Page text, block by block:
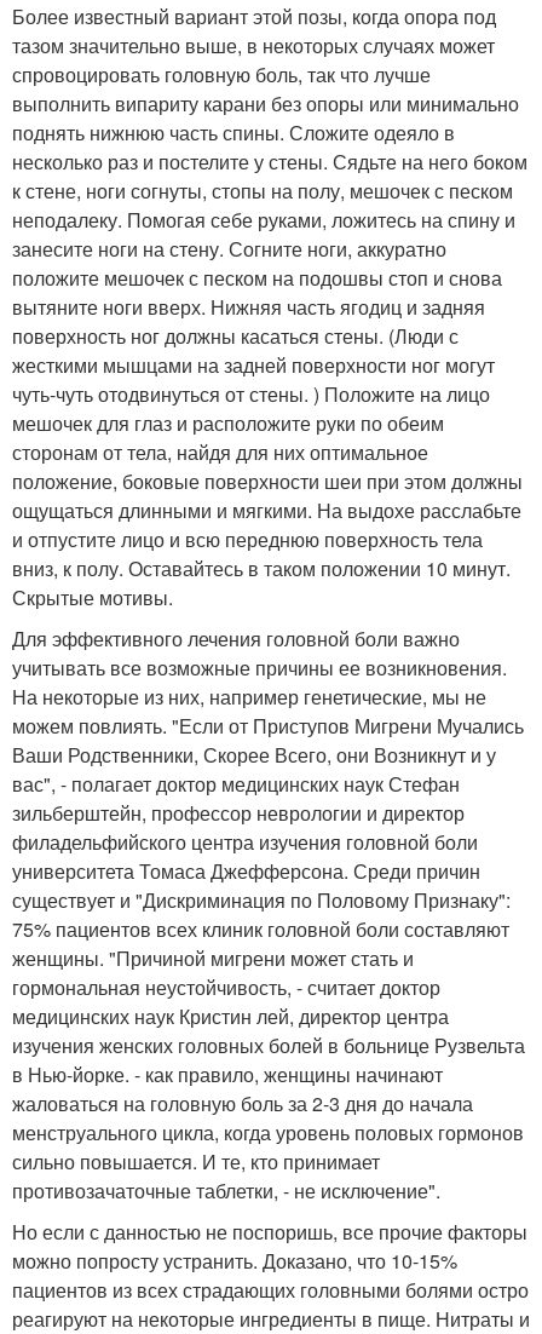
Более известный вариант этой позы, когда опора под
тазом значительно выше, в некоторых случаях может
спровоцировать головную боль, так что лучше
выполнить випариту карани без опоры или минимально
поднять нижнюю часть спины. Сложите одеяло в
несколько раз и постелите у стены. Сядьте на него боком
к стене, ноги согнуты, стопы на полу, мешочек с песком
неподалеку. Помогая себе руками, ложитесь на спину и
занесите ноги на стену. Согните ноги, аккуратно
положите мешочек с песком на подошвы стоп и снова
вытяните ноги вверх. Нижняя часть ягодиц и задняя
поверхность ног должны касаться стены. (Люди с
жесткими мышцами на задней поверхности ног могут
чуть-чуть отодвинуться от стены. ) Положите на лицо
мешочек для глаз и расположите руки по обеим
сторонам от тела, найдя для них оптимальное
положение, боковые поверхности шеи при этом должны
ощущаться длинными и мягкими. На выдохе расслабьте
и отпустите лицо и всю переднюю поверхность тела
вниз, к полу. Оставайтесь в таком положении 10 минут.
Скрытые мотивы.
Для эффективного лечения головной боли важно
учитывать все возможные причины ее возникновения.
На некоторые из них, например генетические, мы не
можем повлиять. "Если от Приступов Мигрени Мучались
Ваши Родственники, Скорее Всего, они Возникнут и у
вас", - полагает доктор медицинских наук Стефан
зильберштейн, профессор неврологии и директор
филадельфийского центра изучения головной боли
университета Томаса Джефферсона. Среди причин
существует и "Дискриминация по Половому Признаку":
75% пациентов всех клиник головной боли составляют
женщины. "Причиной мигрени может стать и
гормональная неустойчивость, - считает доктор
медицинских наук Кристин лей, директор центра
изучения женских головных болей в больнице Рузвельта
в Нью-йорке. - как правило, женщины начинают
жаловаться на головную боль за 2-3 дня до начала
менструального цикла, когда уровень половых гормонов
сильно повышается. И те, кто принимает
противозачаточные таблетки, - не исключение".
Но если с данностью не поспоришь, все прочие факторы
можно попросту устранить. Доказано, что 10-15%
пациентов из всех страдающих головными болями остро
реагируют на некоторые ингредиенты в пище. Нитраты и